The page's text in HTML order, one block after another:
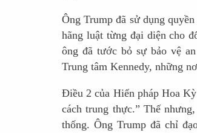
Ông Trump đã sử dụng
hãng luật từng đại diện cho
ông đã tước bỏ sự bảo vệ
Trung tâm Kennedy, những
Điều 2 của Hiến pháp Hoa
cách trung thực.” Thế
thống. Ông Trump đã chỉ